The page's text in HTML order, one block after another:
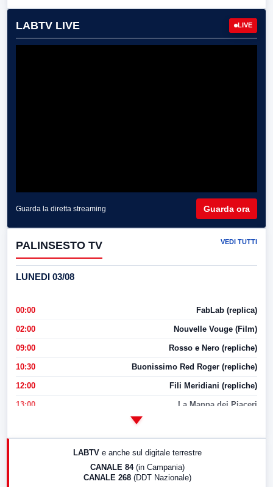
LABTV LIVE LIVE
Guarda la diretta streaming Guarda ora
PALINSESTO TV VEDI TUTTI
LUNEDI 03/08
00:00 FabLab (replica)
02:00 Nouvelle Vouge (Film)
09:00 Rosso e Nero (repliche)
10:30 Buonissimo Red Roger (repliche)
12:00 Fili Meridiani (repliche)
13:00 La Mappa dei Piaceri
LABTV e anche sul digitale terrestre
CANALE 84 (in Campania)
CANALE 268 (DDT Nazionale)